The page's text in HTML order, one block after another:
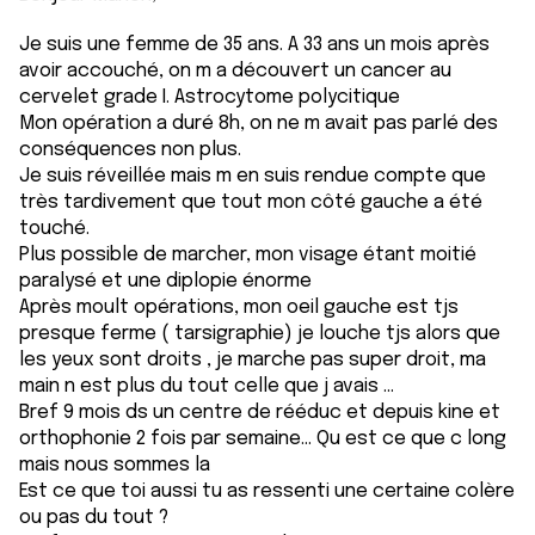
services.
Je suis une femme de 35 ans. A 33 ans un mois après
avoir accouché, on m a découvert un cancer au
cervelet grade I. Astrocytome polycitique
Mon opération a duré 8h, on ne m avait pas parlé des
conséquences non plus.
Je suis réveillée mais m en suis rendue compte que
très tardivement que tout mon côté gauche a été
touché.
Plus possible de marcher, mon visage étant moitié
paralysé et une diplopie énorme
Après moult opérations, mon oeil gauche est tjs
presque ferme ( tarsigraphie) je louche tjs alors que
les yeux sont droits , je marche pas super droit, ma
main n est plus du tout celle que j avais ...
Bref 9 mois ds un centre de rééduc et depuis kine et
orthophonie 2 fois par semaine... Qu est ce que c long
mais nous sommes la
Est ce que toi aussi tu as ressenti une certaine colère
ou pas du tout ?